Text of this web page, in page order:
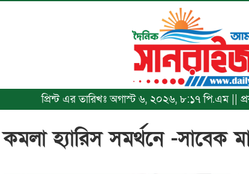
প্রিন্ট এর তারিখঃ অগাস্ট ৬, ২০২৬, ৮:১৭ পি.এম ||
কমলা হ্যারিস সমর্থনে -সাবেক